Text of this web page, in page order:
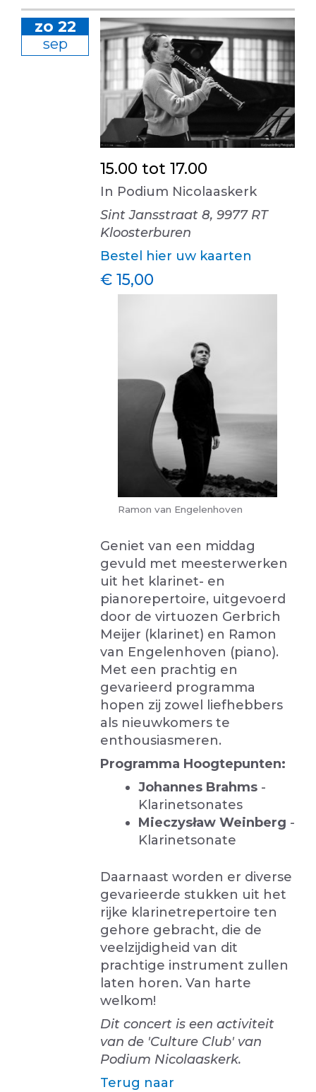
zo 22
sep
15.00 tot 17.00
In Podium Nicolaaskerk
Sint Jansstraat 8, 9977 RT
Kloosterburen
Bestel hier uw kaarten
€ 15,00
Ramon van Engelenhoven
Geniet van een middag
gevuld met meesterwerken
uit het klarinet- en
pianorepertoire, uitgevoerd
door de virtuozen Gerbrich
Meijer (klarinet) en Ramon
van Engelenhoven (piano).
Met een prachtig en
gevarieerd programma
hopen zij zowel liefhebbers
als nieuwkomers te
enthousiasmeren.
Programma Hoogtepunten:
Johannes Brahms -
Klarinetsonates
Mieczysław Weinberg -
Klarinetsonate
Daarnaast worden er diverse
gevarieerde stukken uit het
rijke klarinetrepertoire ten
gehore gebracht, die de
veelzijdigheid van dit
prachtige instrument zullen
laten horen. Van harte
welkom!
Dit concert is een activiteit
van de 'Culture Club' van
Podium Nicolaaskerk.
Terug naar